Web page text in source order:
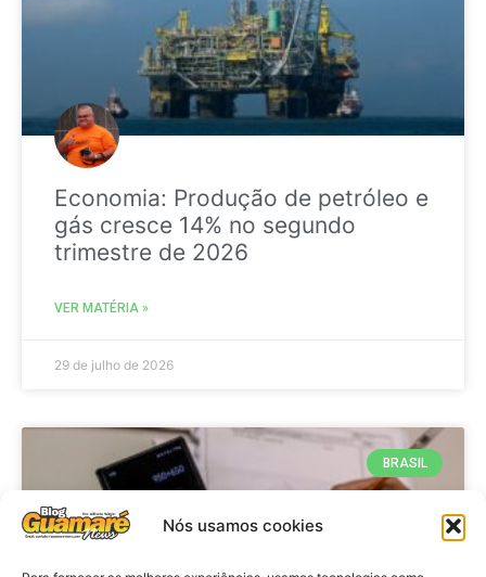
Nós usamos cookies
Economia: Produção de petróleo e
gás cresce 14% no segundo
trimestre de 2026
VER MATÉRIA »
29 de julho de 2026
BRASIL